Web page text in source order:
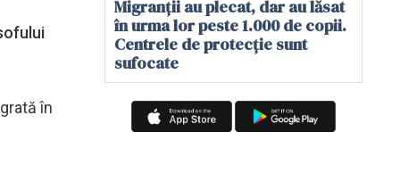
în
Migranții au plecat, dar au lăsat
în urma lor peste 1.000 de copii.
Centrele de protecție sunt
sufocate